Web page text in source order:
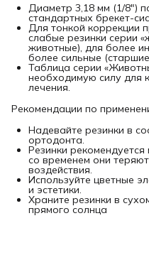
Диаметр 3,18 мм (1/8")
стандартных брекет-
Для тонкой коррекции
слабые резинки серии
животные), для более
более сильные
Таблица серии
необходимую силу для
лечения.
Рекомендации по
Надевайте резинки в
ортодонта.
Резинки
со временем они
воздействия.
Используйте цветные
и эстетики.
Храните резинки в
прямого солнца